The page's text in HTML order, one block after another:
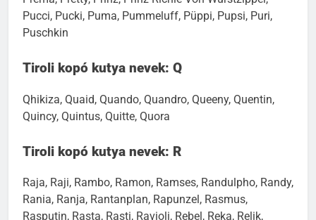
Prema, Pretty, Prinz, Prinz Richie Von Wurstzippel,
Pucci, Pucki, Puma, Pummeluff, Püppi, Pupsi, Puri,
Qhikiza, Quaid, Quando, Quandro, Queeny, Quentin,
Raja, Raji, Rambo, Ramon, Ramses, Randulpho, Randy,
Rania, Ranja, Rantanplan, Rapunzel, Rasmus,